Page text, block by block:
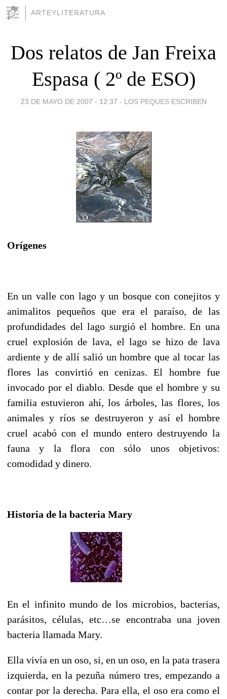
ARTEYLITERATURA
Dos relatos de Jan Freixa
Espasa ( 2º de ESO)
23 DE MAYO DE 2007 - 12:37 - LOS PEQUES ESCRIBEN
Orígenes
En un valle con lago y un bosque con conejitos y
animalitos pequeños que era el paraíso, de las
profundidades del lago surgió el hombre. En una
cruel explosión de lava, el lago se hizo de lava
ardiente y de allí salió un hombre que al tocar las
flores las convirtió en cenizas. El hombre fue
invocado por el diablo. Desde que el hombre y su
familia estuvieron ahí, los árboles, las flores, los
animales y ríos se destruyeron y así el hombre
cruel acabó con el mundo entero destruyendo la
fauna y la flora con sólo unos objetivos:
comodidad y dinero.
Historia de la bacteria Mary
En el infinito mundo de los microbios, bacterias,
parásitos, células, etc…se encontraba una joven
bacteria llamada Mary.
Ella vivía en un oso, si, en un oso, en la pata trasera
izquierda, en la pezuña número tres, empezando a
contar por la derecha. Para ella, el oso era como el